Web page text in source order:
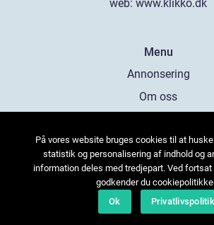
web: www.klikko.dk
Menu
Annonsering
Om oss
Kontakta oss
Sitemap
På vores website bruges cookies til at
statistik og personalisering af indhold og
information deles med tredjepart. Ved
godkender du
Ok
Privatlivspolitik